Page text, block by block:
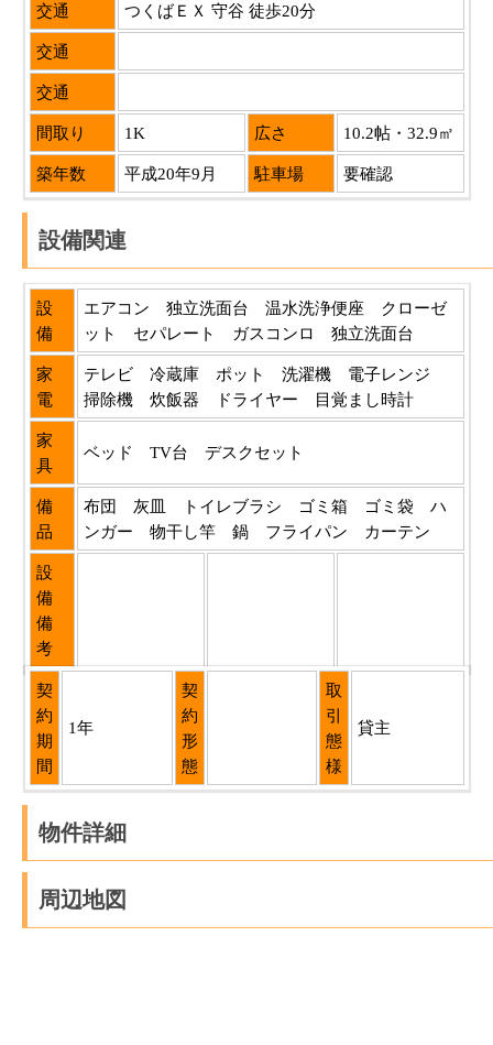
交通 つくばＥＸ 守谷 徒歩20分
交通
交通
間取り 1K 広さ 10.2帖・32.9㎡
築年数 平成20年9月 駐車場 要確認
設備関連
設
備
エアコン 独立洗面台 温水洗浄便座 クローゼ
ット セパレート ガスコンロ 独立洗面台
家
電
テレビ 冷蔵庫 ポット 洗濯機 電子レンジ
掃除機 炊飯器 ドライヤー 目覚まし時計
家
具
ベッド TV台 デスクセット
備
品
布団 灰皿 トイレブラシ ゴミ箱 ゴミ袋 ハ
ンガー 物干し竿 鍋 フライパン カーテン
設
備
備
考
契
約
期
間
1年
契
約
形
態
取
引
態
様
貸主
物件詳細
周辺地図